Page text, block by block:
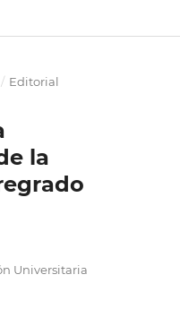
/ Editorial
la
Universitaria